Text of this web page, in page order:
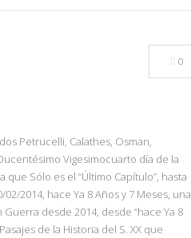
0
Petrucelli, Calathes, Osman,
Vigesimocuarto día de la
Sólo es el “Último Capítulo”, hasta
2014, hace Ya 8 Años y 7 Meses, una
desde 2014, desde “hace Ya 8
de la Historia del S. XX que